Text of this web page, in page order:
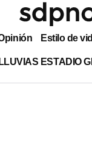
Estilo de
LLUVIAS ESTADIO